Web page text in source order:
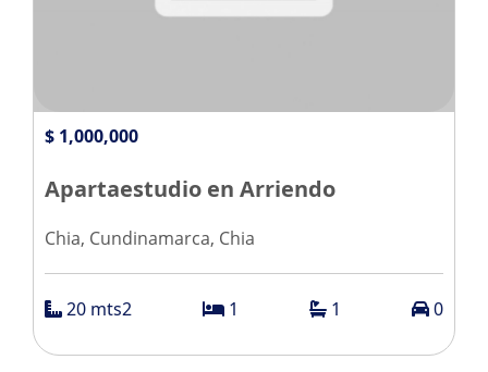
$ 1,000,000
Apartaestudio en Arriendo
Chia, Cundinamarca, Chia
20 mts2 1 1 0